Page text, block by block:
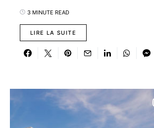
3 MINUTE READ
LIRE LA SUITE